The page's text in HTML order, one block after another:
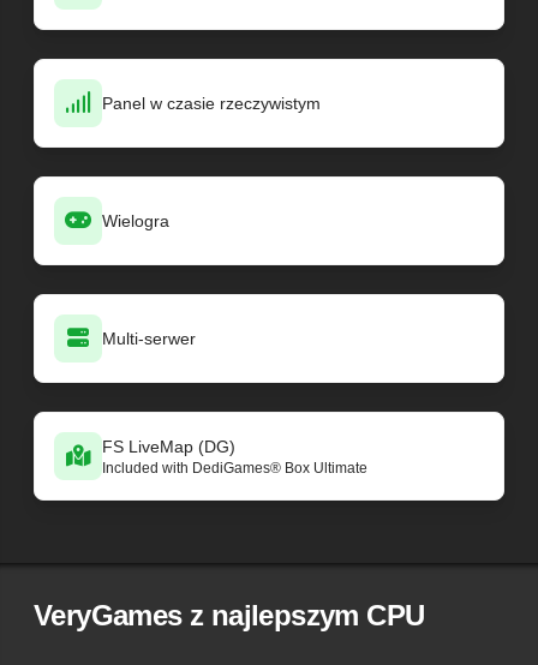
Panel w czasie rzeczywistym
Wielogra
Multi-serwer
FS LiveMap (DG)
Included with DediGames® Box Ultimate
VeryGames z najlepszym CPU